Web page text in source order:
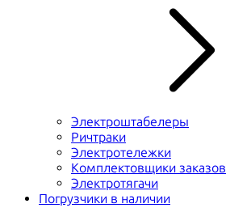
Электроштабелеры
Ричтраки
Электротележки
Комплектовщики заказов
Электротягачи
Погрузчики в наличии